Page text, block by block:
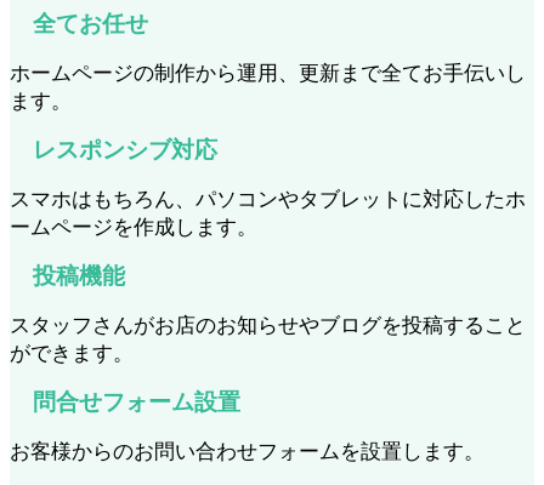
全てお任せ
ホームページの制作から運用、更新まで全てお手伝いし
ます。
レスポンシブ対応
スマホはもちろん、パソコンやタブレットに対応したホ
ームページを作成します。
投稿機能
スタッフさんがお店のお知らせやブログを投稿すること
ができます。
問合せフォーム設置
お客様からのお問い合わせフォームを設置します。